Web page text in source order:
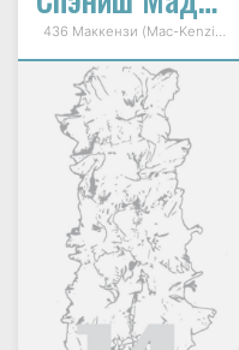
436 Маккензи (Mac-Kenzie) 1991г.